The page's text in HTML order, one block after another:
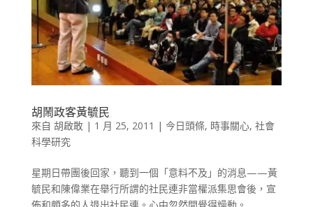
胡鬧政客黃毓民
來自 胡啟敢| 1 月 25, 2011 | 今日頭條, 時事關心, 社會
科學研究
星期日帶團後回家，聽到一個「意料不及」的消息——黃
毓民和陳偉業在舉行所謂的社民連非當權派集思會後，宣